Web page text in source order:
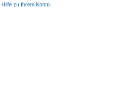
Hilfe zu Ihrem Konto